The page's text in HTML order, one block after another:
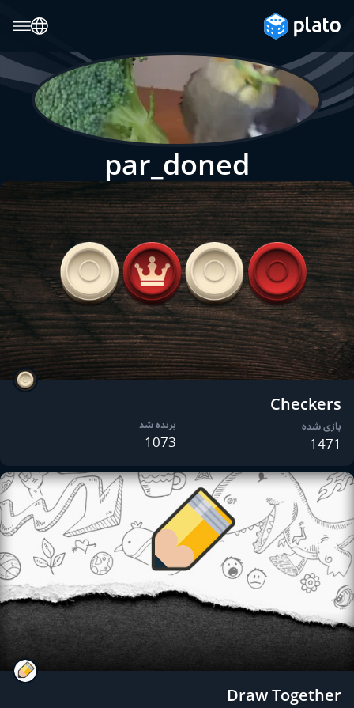
par_doned
Checkers
بازی شده
1471
برنده شد
1073
Draw Together